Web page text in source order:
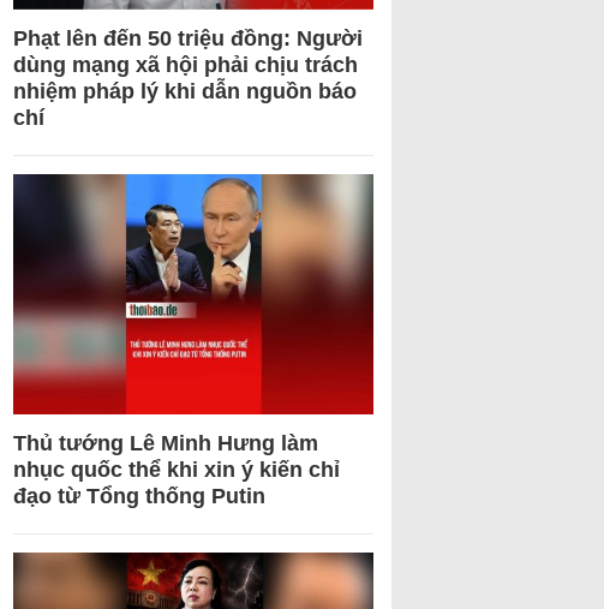
Phạt lên đến 50 triệu đồng: Người
dùng mạng xã hội phải chịu trách
nhiệm pháp lý khi dẫn nguồn báo
chí
Thủ tướng Lê Minh Hưng làm
nhục quốc thể khi xin ý kiến chỉ
đạo từ Tổng thống Putin